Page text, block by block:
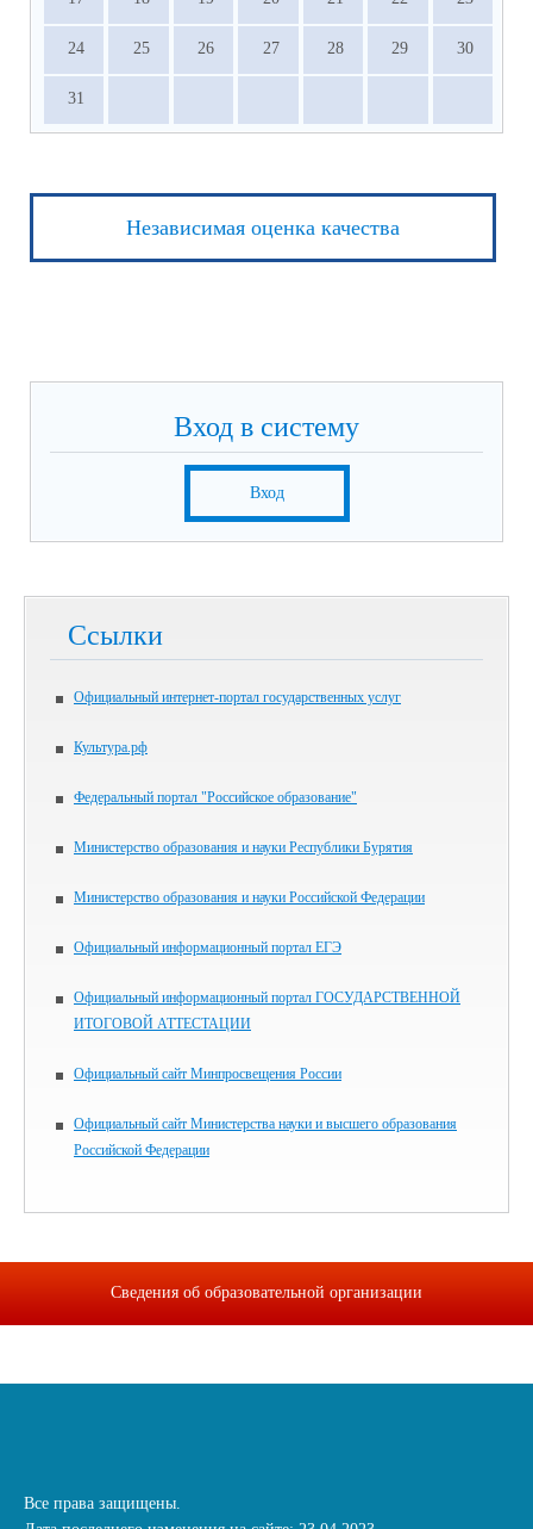
24 25 26 27 28 29 30
31
Независимая оценка качества
Вход в систему
Вход
Ссылки
Официальный интернет-портал государственных услуг
Культура.рф
Федеральный портал "Российское образование"
Министерство образования и науки Республики Бурятия
Министерство образования и науки Российской Федерации
Официальный информационный портал ЕГЭ
Официальный информационный портал ГОСУДАРСТВЕННОЙ
ИТОГОВОЙ АТТЕСТАЦИИ
Официальный сайт Минпросвещения России
Официальный сайт Министерства науки и высшего образования
Российской Федерации
Сведения об образовательной организации
Все права защищены.